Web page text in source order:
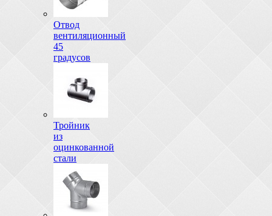
Отвод
вентиляционный
45
градусов
Тройник
из
оцинкованной
стали